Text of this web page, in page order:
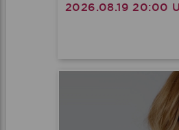
2026.08.19 20:00